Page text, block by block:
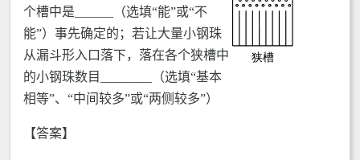
个槽中是______（选填“能”或“不
能”）事先确定的；若让大量小钢珠
从漏斗形入口落下，落在各个狭槽中
的小钢珠数目________（选填“基本
相等”、“中间较多”或“两侧较多”）
【答案】